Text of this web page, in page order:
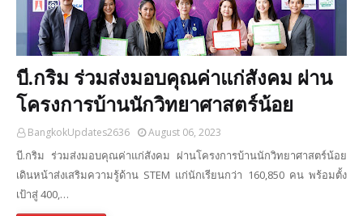
บี.กริม ร่วมส่งมอบคุณค่าแก่สังคม ผ่าน
โครงการบ้านนักวิทยาศาสตร์น้อย
BangkokUpdates2636 August 06, 2023
บี.กริม ร่วมส่งมอบคุณค่าแก่สังคม ผ่านโครงการบ้านนักวิทยาศาสตร์น้อย
เดินหน้าส่งเสริมความรู้ด้าน STEM แก่นักเรียนกว่า 160,850 คน พร้อมตั้ง
เป้าสู่ 400,…